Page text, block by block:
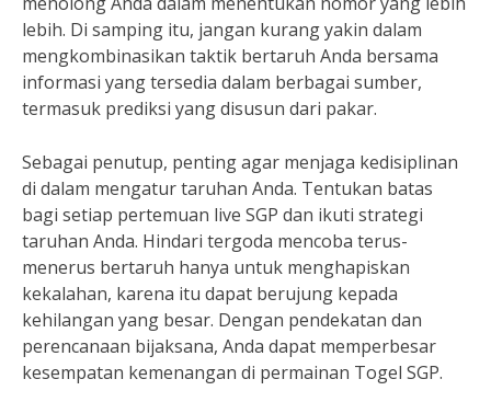
lebih. Di samping itu, jangan kurang yakin dalam
mengkombinasikan taktik bertaruh Anda bersama
informasi yang tersedia dalam berbagai sumber,
termasuk prediksi yang disusun dari pakar.
Sebagai penutup, penting agar menjaga kedisiplinan
di dalam mengatur taruhan Anda. Tentukan batas
bagi setiap pertemuan live SGP dan ikuti strategi
taruhan Anda. Hindari tergoda mencoba terus-
menerus bertaruh hanya untuk menghapiskan
kekalahan, karena itu dapat berujung kepada
kehilangan yang besar. Dengan pendekatan dan
perencanaan bijaksana, Anda dapat memperbesar
kesempatan kemenangan di permainan Togel SGP.